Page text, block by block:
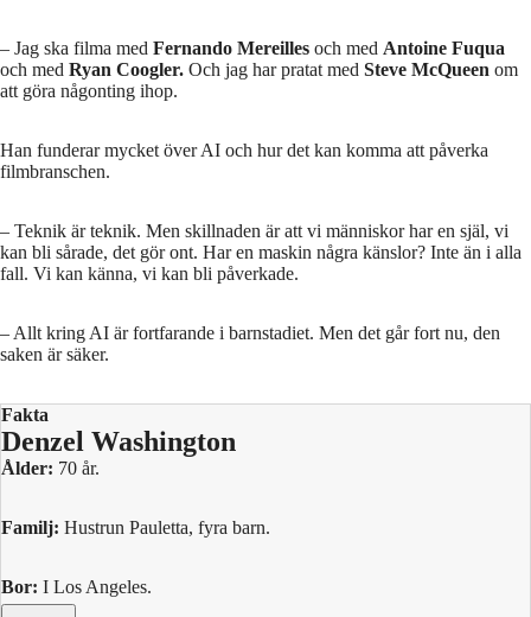
– Jag ska filma med Fernando Mereilles och med Antoine Fuqua
och med Ryan Coogler. Och jag har pratat med Steve McQueen om
att göra någonting ihop.
Han funderar mycket över AI och hur det kan komma att påverka
filmbranschen.
– Teknik är teknik. Men skillnaden är att vi människor har en själ, vi
kan bli sårade, det gör ont. Har en maskin några känslor? Inte än i alla
fall. Vi kan känna, vi kan bli påverkade.
– Allt kring AI är fortfarande i barnstadiet. Men det går fort nu, den
saken är säker.
Fakta
Denzel Washington
Ålder: 70 år.
Familj: Hustrun Pauletta, fyra barn.
Bor: I Los Angeles.